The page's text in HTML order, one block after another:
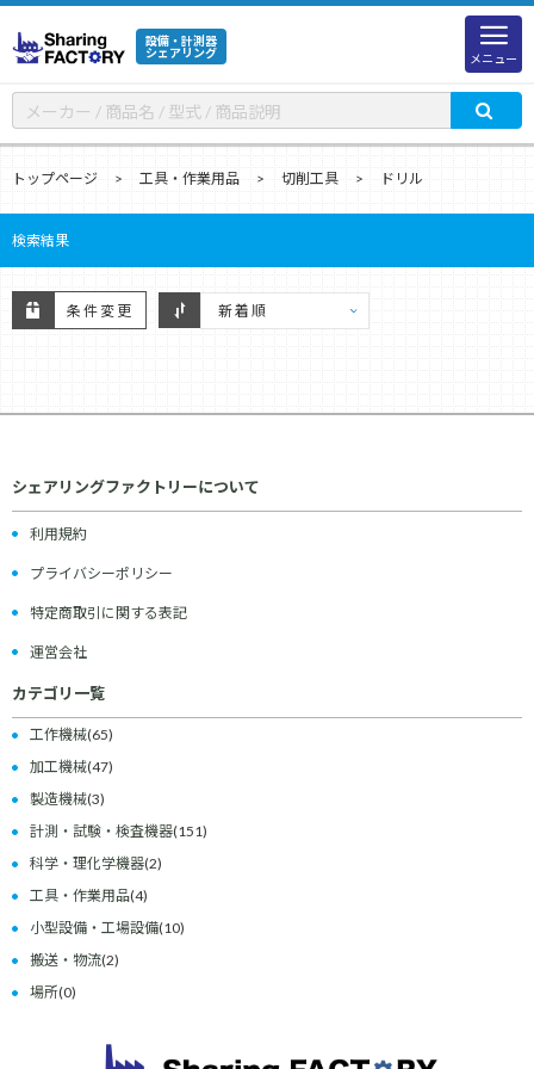
設備・計測器
シェアリング
メニュー
トップページ 工具・作業用品 切削工具 ドリル
検索結果
条件変更
シェアリングファクトリーについて
利用規約
プライバシーポリシー
特定商取引に関する表記
運営会社
カテゴリ一覧
工作機械(65)
加工機械(47)
製造機械(3)
計測・試験・検査機器(151)
科学・理化学機器(2)
工具・作業用品(4)
小型設備・工場設備(10)
搬送・物流(2)
場所(0)